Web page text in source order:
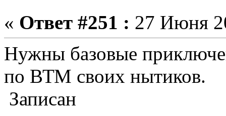
« Ответ #251 : 27 Июня
Нужны базовые
по ВТМ своих нытиков.
Записан